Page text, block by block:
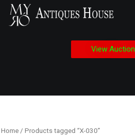
View Auction
Home / Products tagged “Χ-030”